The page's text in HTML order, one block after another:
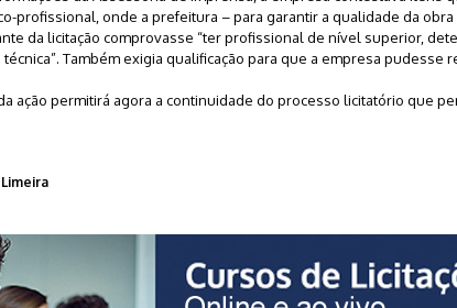
profissional, onde a prefeitura – para garantir a qualidade da obra
da licitação comprovasse “ter profissional de nível superior,
Também exigia qualificação para que a empresa pudesse
ação permitirá agora a continuidade do processo licitatório que